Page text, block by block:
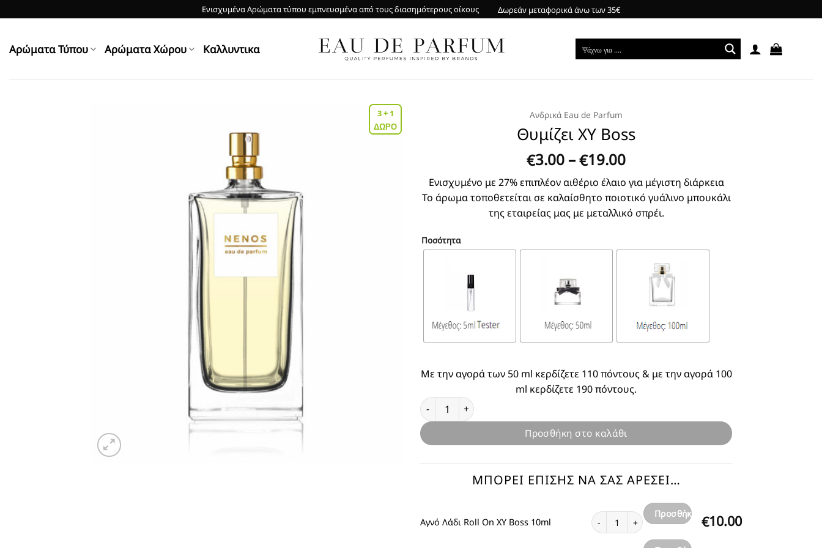
to
Ενισχυμένα Αρώματα τύπου εμπνευσμένα από τους διασημότερους οίκους Δωρεάν μεταφορικά άνω των 35€
Αρώματα Τύπου Αρώματα Χώρου Kαλλυντικα
Ανδρικά Eau de Parfum
Θυμίζει XY Boss
€3.00 –€19.00Price
range:
€3.00
through
€19.00
Ενισχυμένο με 27% επιπλέον αιθέριο έλαιο για μέγιστη διάρκεια
Το άρωμα τοποθετείται σε καλαίσθητο ποιοτικό γυάλινο μπουκάλι
της εταιρείας μας με μεταλλικό σπρέι.
Ποσότητα
Με την αγορά των 50 ml κερδίζετε 110 πόντους & με την αγορά 100
ml κερδίζετε 190 πόντους.
Θυμίζει XY Boss ποσότητα
Προσθήκη στο καλάθι
ΜΠΟΡΕΊ ΕΠΊΣΗΣ ΝΑ ΣΑΣ ΑΡΈΣΕΙ…
Αγνό Λάδι Roll On XY Boss 10ml €10.00
Αγνό Λάδι Roll On XY Boss 10ml ποσότητα
Προσθήκη
3 + 1
ΔΩΡΟ